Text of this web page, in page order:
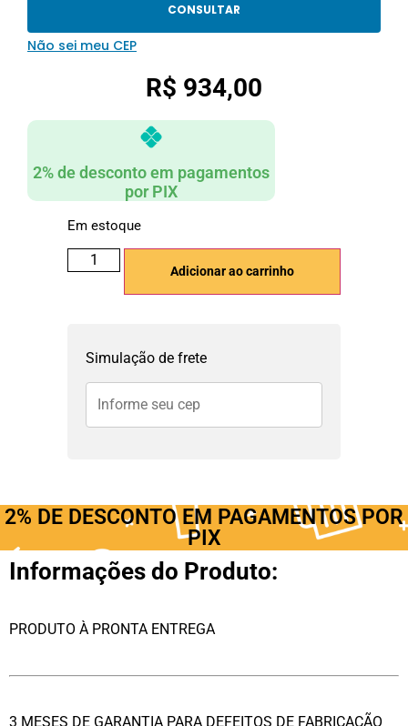
CONSULTAR
Não sei meu CEP
R$ 934,00
2% de desconto em pagamentos
por PIX
Em estoque
Adicionar ao carrinho
Simulação de frete
2% DE DESCONTO EM PAGAMENTOS POR
PIX
Informações do Produto:
PRODUTO À PRONTA ENTREGA
3 MESES DE GARANTIA PARA DEFEITOS DE FABRICAÇÃO